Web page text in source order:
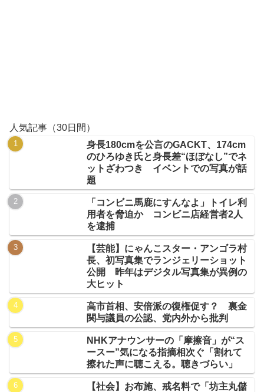
人気記事（30日間）
身長180cmを公言のGACKT、174cm
のひろゆき氏と身長差“ほぼなし”でネ
ットざわつき イベントでの写真が話
題
「コンビニ馬鹿にすんなよ」トイレ利
用者を脅迫か コンビニ店経営者2人
を逮捕
【芸能】にゃんこスター・アンゴラ村
長、初写真集でランジェリーショット
公開 昨年はデジタル写真集が異例の
大ヒット
高市首相、安倍派の復権促す？ 裏金
関与議員の公認、党内外から批判
NHKアナウンサーの「摩擦音」が“ス
ースー”気になる指摘相次ぐ「割れて
擦れた声に聴こえる。聴きづらい」
【社会】お布施、戒名料で「坊主丸儲